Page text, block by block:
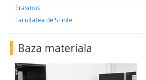
Erasmus
Facultatea de Stiinte
Baza materiala